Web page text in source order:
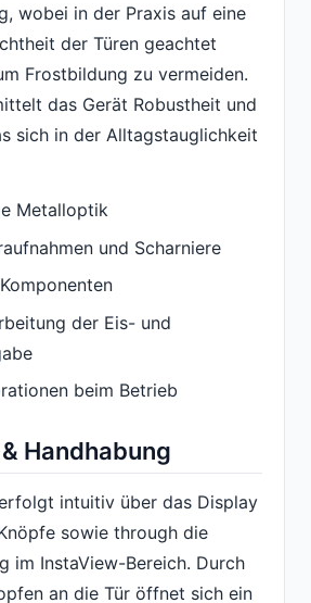
wobei in der Praxis auf eine
der Türen geachtet
Frostbildung zu vermeiden.
das Gerät Robustheit und
sich in der Alltagstauglichkeit
Metalloptik
und Scharniere
der Eis- und
beim Betrieb
Handhabung
intuitiv über das Display
sowie through die
im InstaView-Bereich. Durch
an die Tür öffnet sich ein